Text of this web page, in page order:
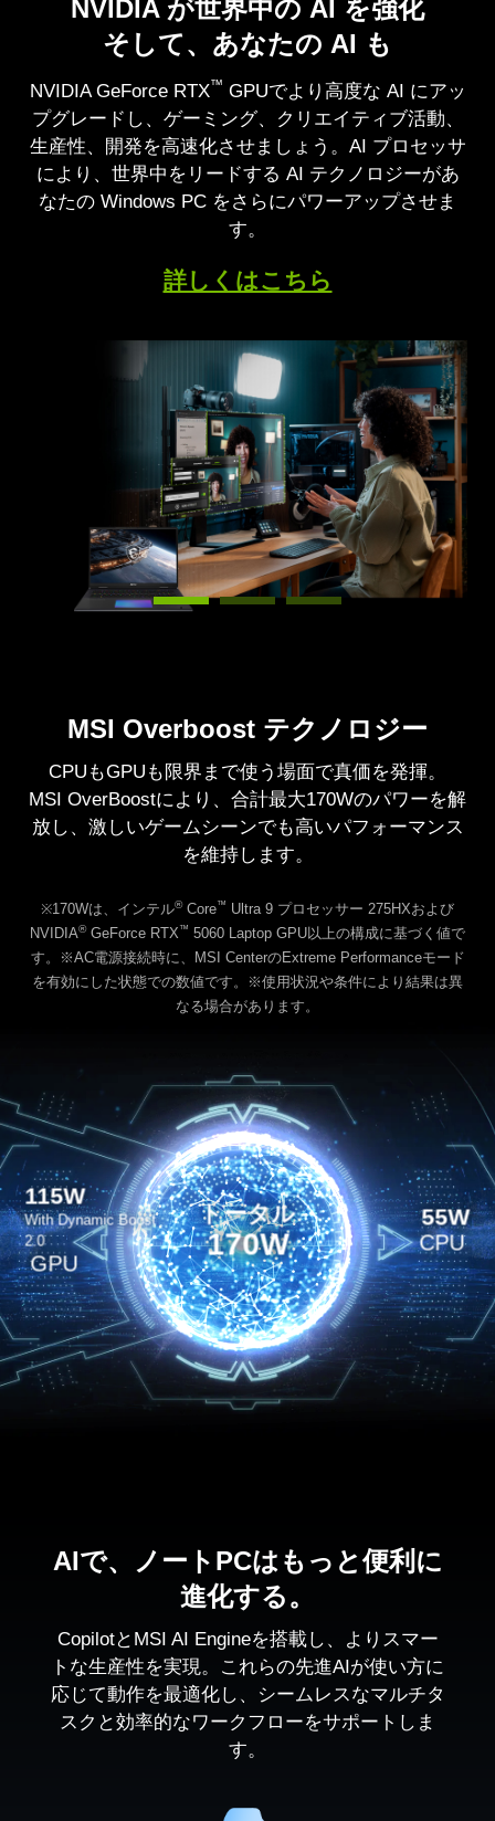
NVIDIA が世界中の AI を強化
そして、あなたの AI も
NVIDIA GeForce RTX™ GPUでより高度な AI にアッ
プグレードし、ゲーミング、クリエイティブ活動、
生産性、開発を高速化させましょう。AI プロセッサ
により、世界中をリードする AI テクノロジーがあ
なたの Windows PC をさらにパワーアップさせま
す。
詳しくはこちら
最高のスピード。最高の品質。
AI が与えるそのパワー
DLSS は AI を活用して性能を向上させ、遅延を削減
し、グラフィックスを強化するニューラルレンダリ
ング技術です。最先端の技術である DLSS 4 は、
GeForce RTX™50 シリーズ GPU と第 5 世代
Tensor コアにより、新しいマルチフレーム生成、強
化されたレイ再構成と超解像度を実現します。
NVIDIA AI スーパーコンピューターを活用してお
イ方法です。
ニューラル レンダリング による
パストレーシング
圧倒的にリアル
NVIDIA Blackwell アーキテクチャは、パストレーシ
ングを活用したゲームのグラフィックスに革新をも
たらします。第 4 世代 RT コアとニューラルレンダ
リング技術を備えた第 5 世代 Tensor コアを採用し
50 シリーズにより、映画のよう
なグラフィックスをかつてないほどのスピードで体
験できます。
MSI Overboost テクノロジー
CPUもGPUも限界まで使う場面で真価を発揮。
MSI OverBoostにより、合計最大170Wのパワーを解
放し、激しいゲームシーンでも高いパフォーマンス
を維持します。
※170Wは、インテル®Core™ Ultra 9 プロセッサー 275HXおよび
NVIDIA®GeForce RTX ™ 5060 Laptop GPU以上の構成に基づく値で
す。※AC電源接続時に、MSI CenterのExtreme Performanceモード
を有効にした状態での数値です。※使用状況や条件により結果は異
なる場合があります。
115W
With Dynamic Boost
2.0
GPU
トータル
170W
55W
CPU
AIで、ノートPCはもっと便利に
進化する。
CopilotとMSI AI Engineを搭載し、よりスマー
トな生産性を実現。これらの先進AIが使い方に
応じて動作を最適化し、シームレスなマルチタ
スクと効率的なワークフローをサポートしま
す。